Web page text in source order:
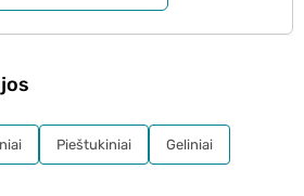
Pieštukiniai Geliniai